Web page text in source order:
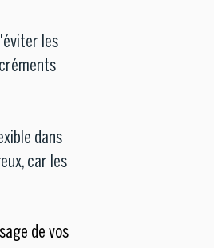
les
dans
car les
de vos